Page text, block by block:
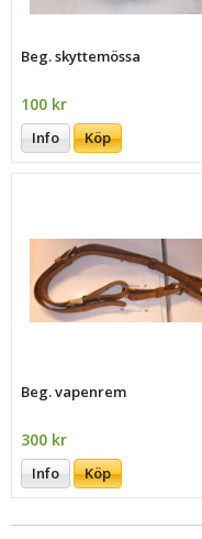
Beg. skyttemössa
100 kr
Info Köp
Beg. vapenrem
300 kr
Info Köp